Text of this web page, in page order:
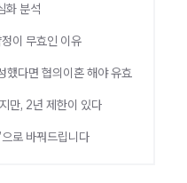
화 분석
이 무효인 이유
했다면 협의이혼 해야 유효
만, 2년 제한이 있다
로 바꿔드립니다